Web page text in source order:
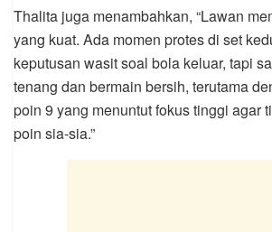
Thalita juga menambahkan, “Lawan
yang kuat. Ada momen protes di set
keputusan wasit soal bola keluar, tapi
tenang dan bermain bersih, terutama
poin 9 yang menuntut fokus tinggi agar
poin sia-sia.”